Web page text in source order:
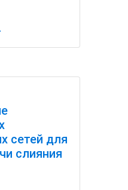
сетей для
слияния